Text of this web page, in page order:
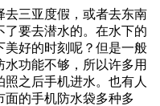
去三亚度假，或者去东南
了要去潜水的。在水下的
美好的时刻呢？但是一般
功能不够，所以许多用
之后手机进水。也有人
面的手机防水袋多种多